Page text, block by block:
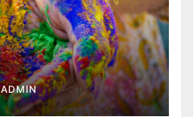
ADMIN